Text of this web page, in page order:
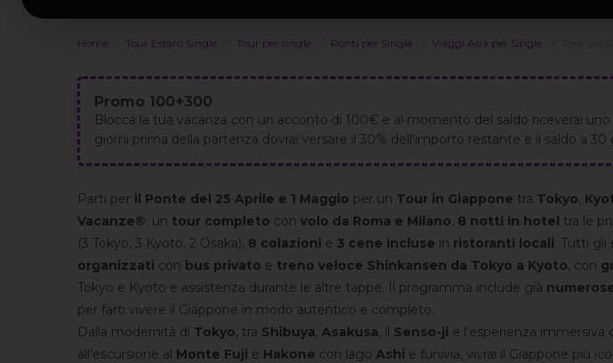
Home Tour Estero Single Tour per single Ponti per Single Viaggi Asia per Single
Promo 100+300
Blocca la tua vacanza con un acconto di 100€ e al momento del saldo riceverai
giorni prima della partenza dovrai versare il 30% dell'importo restante e il saldo a 30
Parti per il Ponte del 25 Aprile e 1 Maggio per un Tour in Giappone tra Tokyo,
Vacanze®: un tour completo con volo da Roma e Milano, 8 notti in hotel tra le
(3 Tokyo, 3 Kyoto, 2 Osaka), 8 colazioni e 3 cene incluse in ristoranti locali. Tutti gli
organizzati con bus privato e treno veloce Shinkansen da Tokyo a Kyoto, con
Tokyo e Kyoto e assistenza durante le altre tappe. Il programma include già
per farti vivere il Giappone in modo autentico e completo.
Dalla modernità di Tokyo, tra Shibuya, Asakusa, il Senso-ji e l’esperienza immersiva
all’escursione al Monte Fuji e Hakone con lago Ashi e funivia, vivrai il Giappone più